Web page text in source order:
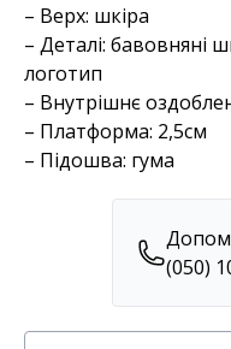
– Верх: шкіра
– Деталі: бавовняні
логотип
– Внутрішнє
– Платформа: 2,5см
– Підошва: гума
(050)